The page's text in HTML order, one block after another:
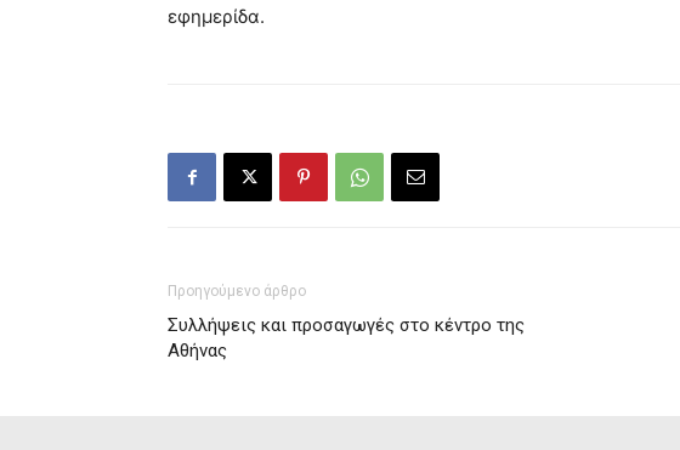
εφημερίδα.
Προηγούμενο άρθρο
Συλλήψεις και προσαγωγές στο κέντρο της
Αθήνας